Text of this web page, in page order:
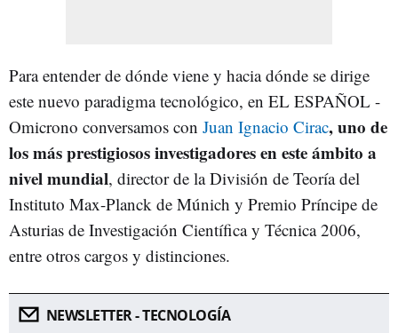
Para entender de dónde viene y hacia dónde se dirige
este nuevo paradigma tecnológico, en EL ESPAÑOL -
Omicrono conversamos con Juan Ignacio Cirac, uno de
los más prestigiosos investigadores en este ámbito a
nivel mundial, director de la División de Teoría del
Instituto Max-Planck de Múnich y Premio Príncipe de
Asturias de Investigación Científica y Técnica 2006,
entre otros cargos y distinciones.
NEWSLETTER - TECNOLOGÍA